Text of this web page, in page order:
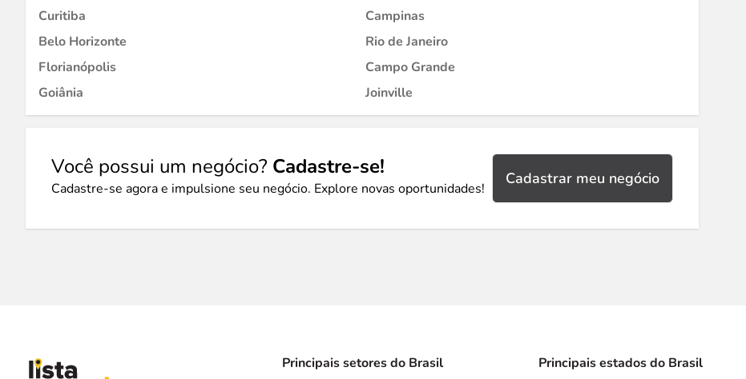
Curitiba
Campinas
Belo Horizonte
Rio de Janeiro
Florianópolis
Campo Grande
Goiânia
Joinville
Você possui um negócio? Cadastre-se!
Cadastre-se agora e impulsione seu negócio. Explore novas oportunidades!
Cadastrar meu negócio
Principais setores do Brasil Principais estados do Brasil